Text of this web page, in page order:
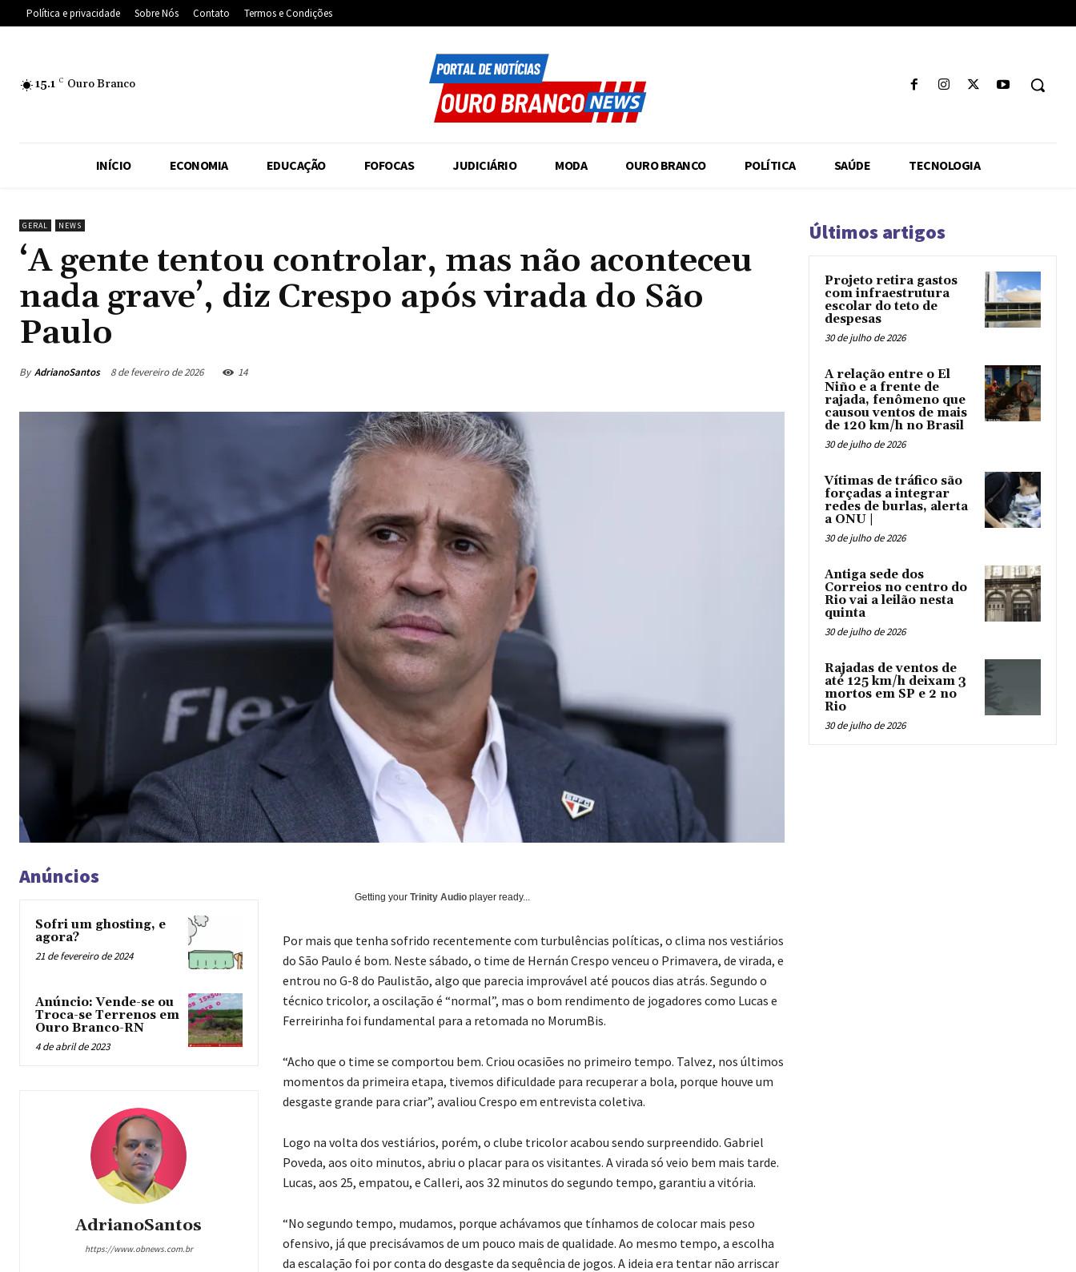
Política e privacidade Sobre Nós Contato Termos e Condições
15.1 C Ouro Branco
INÍCIO ECONOMIA EDUCAÇÃO FOFOCAS JUDICIÁRIO MODA OURO BRANCO POLÍTICA SAÚDE TECNOLOGIA
GERAL NEWS
‘A gente tentou controlar, mas não aconteceu
nada grave’, diz Crespo após virada do São
Paulo
By AdrianoSantos 8 de fevereiro de 2026 14
Anúncios
Sofri um ghosting, e
agora?
21 de fevereiro de 2024
Anúncio: Vende-se ou
Troca-se Terrenos em
Ouro Branco-RN
4 de abril de 2023
AdrianoSantos
https://www.obnews.com.br
Getting your Trinity Audioplayer ready...
Por mais que tenha sofrido recentemente com turbulências políticas, o clima nos vestiários
do São Paulo é bom. Neste sábado, o time de Hernán Crespo venceu o Primavera, de virada, e
entrou no G-8 do Paulistão, algo que parecia improvável até poucos dias atrás. Segundo o
técnico tricolor, a oscilação é “normal”, mas o bom rendimento de jogadores como Lucas e
Ferreirinha foi fundamental para a retomada no MorumBis.
“Acho que o time se comportou bem. Criou ocasiões no primeiro tempo. Talvez, nos últimos
momentos da primeira etapa, tivemos dificuldade para recuperar a bola, porque houve um
desgaste grande para criar”, avaliou Crespo em entrevista coletiva.
Logo na volta dos vestiários, porém, o clube tricolor acabou sendo surpreendido. Gabriel
Poveda, aos oito minutos, abriu o placar para os visitantes. A virada só veio bem mais tarde.
Lucas, aos 25, empatou, e Calleri, aos 32 minutos do segundo tempo, garantiu a vitória.
“No segundo tempo, mudamos, porque achávamos que tínhamos de colocar mais peso
ofensivo, já que precisávamos de um pouco mais de qualidade. Ao mesmo tempo, a escolha
da escalação foi por conta do desgaste da sequência de jogos. A ideia era tentar não arriscar
Últimos artigos
Projeto retira gastos
com infraestrutura
escolar do teto de
despesas
30 de julho de 2026
A relação entre o El
Niño e a frente de
rajada, fenômeno que
causou ventos de mais
de 120 km/h no Brasil
30 de julho de 2026
Vítimas de tráfico são
forçadas a integrar
redes de burlas, alerta
a ONU |
30 de julho de 2026
Antiga sede dos
Correios no centro do
Rio vai a leilão nesta
quinta
30 de julho de 2026
Rajadas de ventos de
até 125 km/h deixam 3
mortos em SP e 2 no
Rio
30 de julho de 2026